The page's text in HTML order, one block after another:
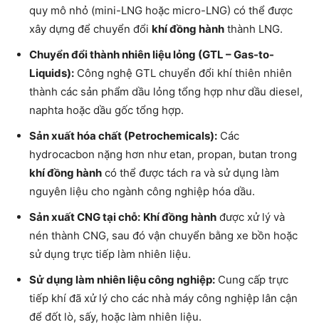
quy mô nhỏ (mini-LNG hoặc micro-LNG) có thể được
xây dựng để chuyển đổi khí đồng hành thành LNG.
Chuyển đổi thành nhiên liệu lỏng (GTL – Gas-to-
Liquids): Công nghệ GTL chuyển đổi khí thiên nhiên
thành các sản phẩm dầu lỏng tổng hợp như dầu diesel,
naphta hoặc dầu gốc tổng hợp.
Sản xuất hóa chất (Petrochemicals): Các
hydrocacbon nặng hơn như etan, propan, butan trong
khí đồng hành có thể được tách ra và sử dụng làm
nguyên liệu cho ngành công nghiệp hóa dầu.
Sản xuất CNG tại chỗ: Khí đồng hành được xử lý và
nén thành CNG, sau đó vận chuyển bằng xe bồn hoặc
sử dụng trực tiếp làm nhiên liệu.
Sử dụng làm nhiên liệu công nghiệp: Cung cấp trực
tiếp khí đã xử lý cho các nhà máy công nghiệp lân cận
để đốt lò, sấy, hoặc làm nhiên liệu.